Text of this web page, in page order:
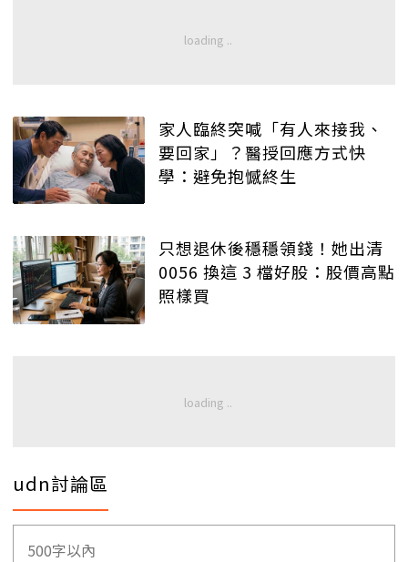
家人臨終突喊「有人來接我、
要回家」？醫授回應方式快
學：避免抱憾終生
只想退休後穩穩領錢！她出清
0056 換這 3 檔好股：股價高點
照樣買
udn討論區